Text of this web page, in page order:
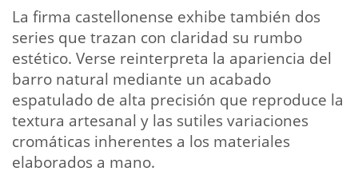
La firma castellonense exhibe también dos
series que trazan con claridad su rumbo
estético. Verse reinterpreta la apariencia del
barro natural mediante un acabado
espatulado de alta precisión que reproduce la
textura artesanal y las sutiles variaciones
cromáticas inherentes a los materiales
elaborados a mano.